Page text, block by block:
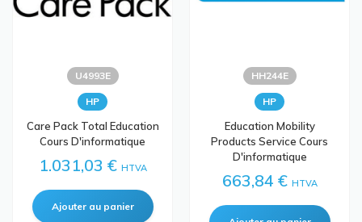
U4993E
HP
Care Pack Total Education
Cours D'informatique
1.031,03 € HTVA
HH244E
HP
Education Mobility
Products Service Cours
D'informatique
663,84 € HTVA